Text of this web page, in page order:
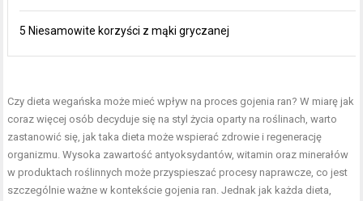
5 Niesamowite korzyści z mąki gryczanej
Czy dieta wegańska może mieć wpływ na proces gojenia ran? W miarę jak
coraz więcej osób decyduje się na styl życia oparty na roślinach, warto
zastanowić się, jak taka dieta może wspierać zdrowie i regenerację
organizmu. Wysoka zawartość antyoksydantów, witamin oraz minerałów
w produktach roślinnych może przyspieszać procesy naprawcze, co jest
szczególnie ważne w kontekście gojenia ran. Jednak jak każda dieta,